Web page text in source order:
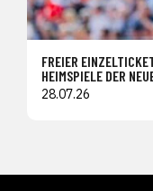
FREIER
HEIMSPIELE DER
28.07.26